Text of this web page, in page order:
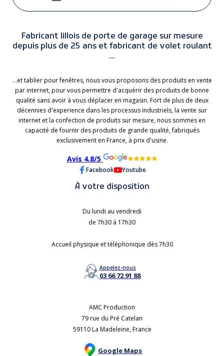
Fabricant lillois de porte de garage sur mesure
depuis plus de 25 ans et fabricant de volet roulant
...
...et tablier pour fenêtres, nous vous proposons des produits en vente
par internet, pour vous permettre d'acquérir des produits de bonne
qualité sans avoir à vous déplacer en magasin. Fort de plus de deux
décennies d'experience dans les processus industriels, la vente sur
internet et la confection de produits sur mesure, nous sommes en
capacité de fournir des produits de grande qualité, fabriqués
exclusivement en France, à prix d'usine.
Avis 4,8/5
Facebook Youtube
À votre disposition
Du lundi au vendredi
de 7h30 à 17h30
Accueil physique et téléphonique dès 7h30
Appelez-nous
03 66 72 91 88
AMC Production
79 rue du Pré Catelan
59110 La Madeleine, France
Google Maps